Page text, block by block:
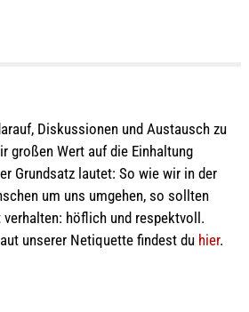
Diskussionen und Austausch zu
großen Wert auf die Einhaltung
Grundsatz lautet: So wie wir in der
um uns umgehen, so sollten
höflich und respektvoll.
unserer Netiquette findest du hier.